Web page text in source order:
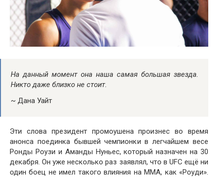
На данный момент она наша самая большая звезда.
Никто даже близко не стоит.
~ Дана Уайт
Эти слова президент промоушена произнес во время
анонса поединка бывшей чемпионки в легчайшем весе
Ронды Роузи и Аманды Нуньес, который назначен на 30
декабря. Он уже несколько раз заявлял, что в UFC ещё ни
один боец не имел такого влияния на ММА, как «Роуди».